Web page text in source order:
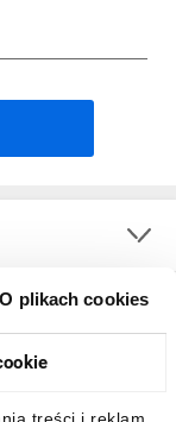
O plikach cookies